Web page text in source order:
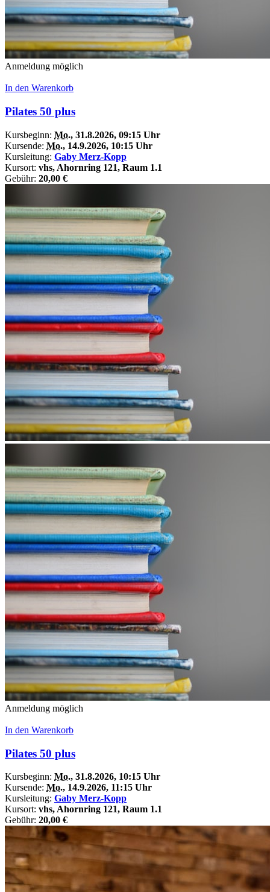
Anmeldung möglich
In den Warenkorb
Pilates 50 plus
Kursbeginn: Mo., 31.8.2026, 09:15 Uhr
Kursende: Mo., 14.9.2026, 10:15 Uhr
Kursleitung: Gaby Merz-Kopp
Kursort: vhs, Ahornring 121, Raum 1.1
Gebühr: 20,00 €
Anmeldung möglich
In den Warenkorb
Pilates 50 plus
Kursbeginn: Mo., 31.8.2026, 10:15 Uhr
Kursende: Mo., 14.9.2026, 11:15 Uhr
Kursleitung: Gaby Merz-Kopp
Kursort: vhs, Ahornring 121, Raum 1.1
Gebühr: 20,00 €